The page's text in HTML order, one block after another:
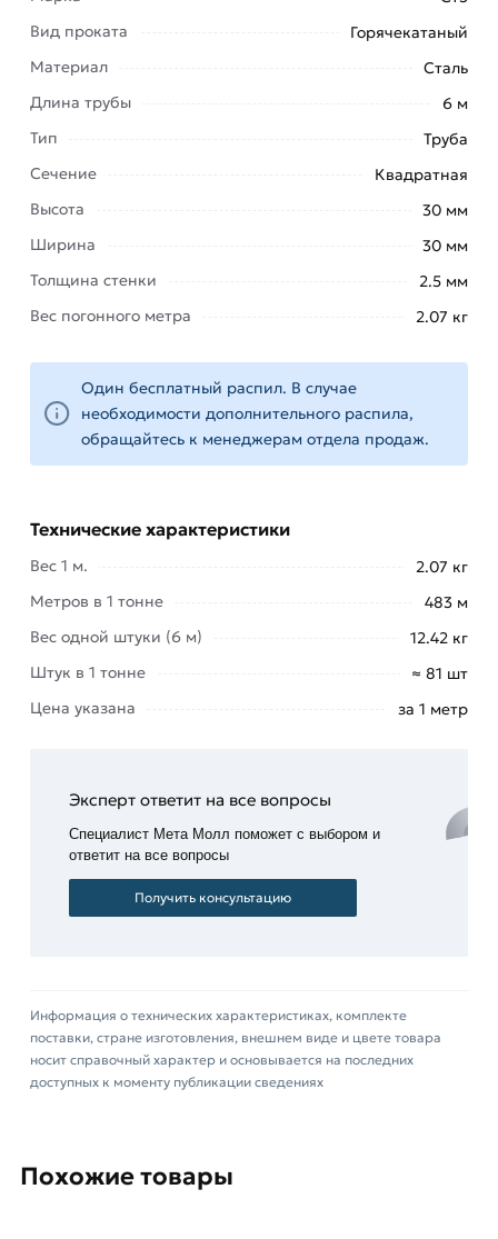
Труба профильная изготавливается из
углеродистой стали с небольшими примесями
легирующих элементов. Преимуществ у
профильной трубы 30х30х2.5 мм множество,
Данное качество считается одним из ведущих
типа. Форма. Данный тип сечения позволяет в
разы облегчить транспортировку и хранение
изделия. Малый вес.
Благодаря небольшой массе, достигнутой, опять
ее можно использовать в высотных
конструкциях, а также при возведении наружной
рекламы или тех каркасов, где нет
необходимости в бетонировании.
трубы имеют хорошую гибкость, что
значительно облегчает их обработку и создание
стойкость.
Трубы с данным типом профиля довольно
благодаря антикоррозийной обработке металла
Труба профильная 30х30х2.5 мм Вы можете
купить в Москве. Оперативная доставка.
Выгодная стоимость. Звоните и заказывайте.
Для приобретения данной позиции, кликните
мышкой«Добавить в корзину»или нажмите на
Условия доставки и цены на товар Труба
профильная 30х30х2.5 мм из категорииТруба
квадратная
действительны в Москве и области.
Вид проката
Горячекатаный
Материал
Сталь
Длина трубы
6 м
Тип
Труба
Сечение
Квадратная
Высота
30 мм
Ширина
30 мм
Толщина стенки
2.5 мм
Вес погонного метра
2.07 кг
Один бесплатный распил. В случае
необходимости дополнительного распила,
обращайтесь к менеджерам отдела продаж.
Технические характеристики
Вес 1 м.
2.07 кг
Метров в 1 тонне
483 м
Вес одной штуки (6 м)
12.42 кг
Штук в 1 тонне
≈ 81 шт
Цена указана
за 1 метр
Эксперт ответит на все вопросы
Специалист Мета Молл поможет с выбором и
ответит на все вопросы
Получить консультацию
Информация о технических характеристиках, комплекте
поставки, стране изготовления, внешнем виде и цвете товара
носит справочный характер и основывается на последних
доступных к моменту публикации сведениях
Похожие товары